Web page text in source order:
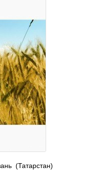
(Татарстан)